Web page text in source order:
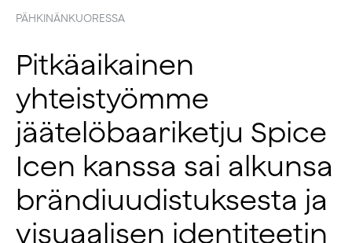
PÄHKINÄNKUORESSA
Pitkäaikainen
yhteistyömme
jäätelöbaariketju Spice
Icen kanssa sai alkunsa
brändiuudistuksesta ja
visuaalisen identiteetin